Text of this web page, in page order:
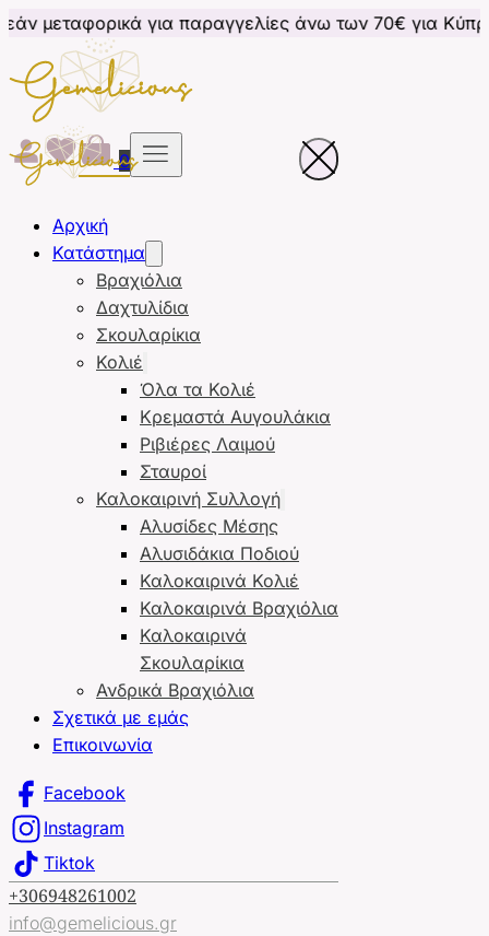
για παραγγελίες άνω των 70€ για Κύπρο
0
Αρχική
Κατάστημα
Βραχιόλια
Δαχτυλίδια
Σκουλαρίκια
Κολιέ
Όλα τα Κολιέ
Κρεμαστά Αυγουλάκια
Ριβιέρες Λαιμού
Σταυροί
Καλοκαιρινή Συλλογή
Αλυσίδες Μέσης
Αλυσιδάκια Ποδιού
Καλοκαιρινά Κολιέ
Καλοκαιρινά Βραχιόλια
Καλοκαιρινά
Σκουλαρίκια
Ανδρικά Βραχιόλια
Σχετικά με εμάς
Επικοινωνία
Facebook
Instagram
Tiktok
+306948261002
info@gemelicious.gr